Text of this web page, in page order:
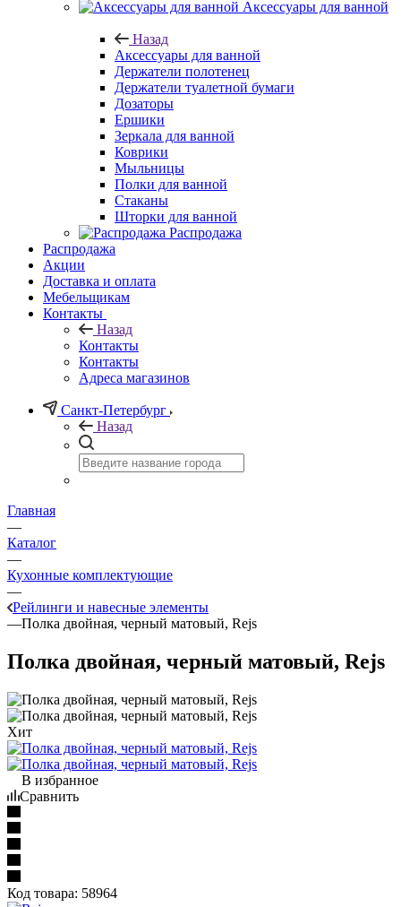
Аксессуары для ванной
Назад
Аксессуары для ванной
Держатели полотенец
Держатели туалетной бумаги
Дозаторы
Ершики
Зеркала для ванной
Коврики
Мыльницы
Полки для ванной
Стаканы
Шторки для ванной
Распродажа
Распродажа
Акции
Доставка и оплата
Мебельщикам
Контакты
Назад
Контакты
Контакты
Адреса магазинов
Санкт-Петербург
Назад
Главная
—
Каталог
—
Кухонные комплектующие
—
Рейлинги и навесные элементы
—Полка двойная, черный матовый, Rejs
Полка двойная, черный матовый, Rejs
Хит
В избранное
Сравнить
Код товара: 58964